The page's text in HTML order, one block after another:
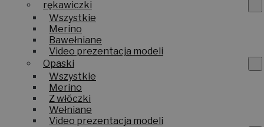
rękawiczki
Wszystkie
Merino
Bawełniane
Video prezentacja modeli
Opaski
Wszystkie
Merino
Z włóczki
Wełniane
Video prezentacja modeli